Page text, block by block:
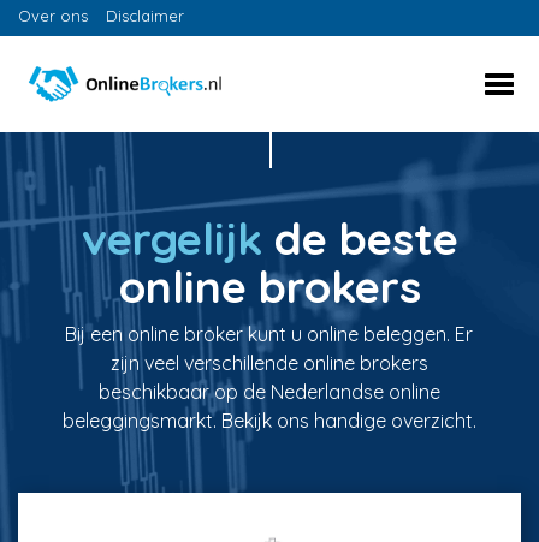
Over ons Disclaimer
vergelijk de beste
online brokers
Bij een online broker kunt u online beleggen. Er
zijn veel verschillende online brokers
beschikbaar op de Nederlandse online
beleggingsmarkt. Bekijk ons handige overzicht.